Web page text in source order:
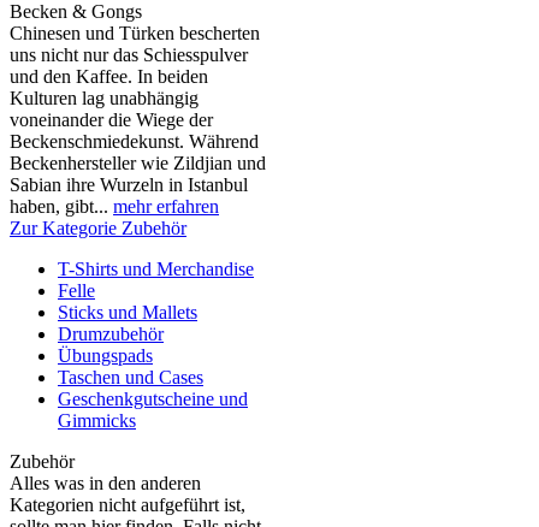
Becken & Gongs
Chinesen und Türken bescherten
uns nicht nur das Schiesspulver
und den Kaffee. In beiden
Kulturen lag unabhängig
voneinander die Wiege der
Beckenschmiedekunst. Während
Beckenhersteller wie Zildjian und
Sabian ihre Wurzeln in Istanbul
haben, gibt... mehr erfahren
Zur Kategorie Zubehör
T-Shirts und Merchandise
Felle
Sticks und Mallets
Drumzubehör
Übungspads
Taschen und Cases
Geschenkgutscheine und
Gimmicks
Zubehör
Alles was in den anderen
Kategorien nicht aufgeführt ist,